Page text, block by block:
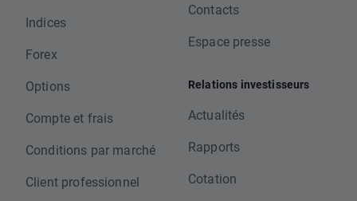
Indices
Forex
Options
Compte et frais
Conditions par marché
Client professionnel
Contacts
Espace presse
Relations investisseurs
Actualités
Rapports
Cotation